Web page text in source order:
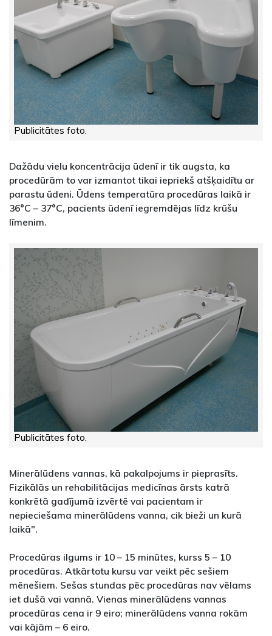
Publicitātes foto.
Dažādu vielu koncentrācija ūdenī ir tik augsta, ka
procedūrām to var izmantot tikai iepriekš atšķaidītu ar
parastu ūdeni. Ūdens temperatūra procedūras laikā ir
36°C – 37°C, pacients ūdenī iegremdējas līdz krūšu
līmenim.
Publicitātes foto.
Minerālūdens vannas, kā pakalpojums ir pieprasīts.
Fizikālās un rehabilitācijas medicīnas ārsts katrā
konkrētā gadījumā izvērtē vai pacientam ir
nepieciešama minerālūdens vanna, cik bieži un kurā
laikā".
Procedūras ilgums ir 10 – 15 minūtes, kurss 5 – 10
procedūras. Atkārtotu kursu var veikt pēc sešiem
mēnešiem. Sešas stundas pēc procedūras nav vēlams
iet dušā vai vannā. Vienas minerālūdens vannas
procedūras cena ir 9 eiro; minerālūdens vanna rokām
vai kājām – 6 eiro.